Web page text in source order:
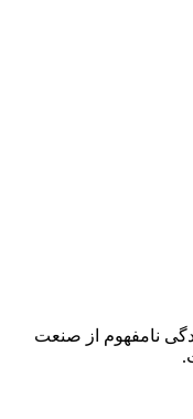
نامفهوم از صنعت